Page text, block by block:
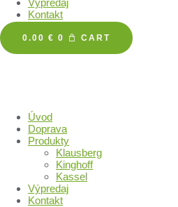
Výpredaj
Kontakt
0.00 € 0 CART
Úvod
Doprava
Produkty
Klausberg
Kinghoff
Kassel
Výpredaj
Kontakt